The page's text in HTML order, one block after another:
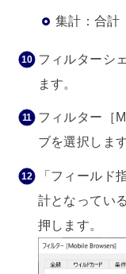
集計：合計
フィルターシ
ます。
フィルター［
ブを選択します
「フィールド
計となってい
押します。